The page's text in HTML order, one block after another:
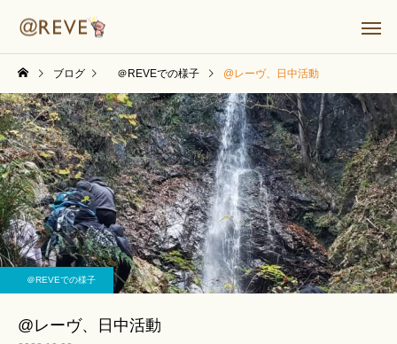
ブログ ＠REVEでの様子 @レーヴ、日中活動
＠REVEでの様子
@レーヴ、日中活動